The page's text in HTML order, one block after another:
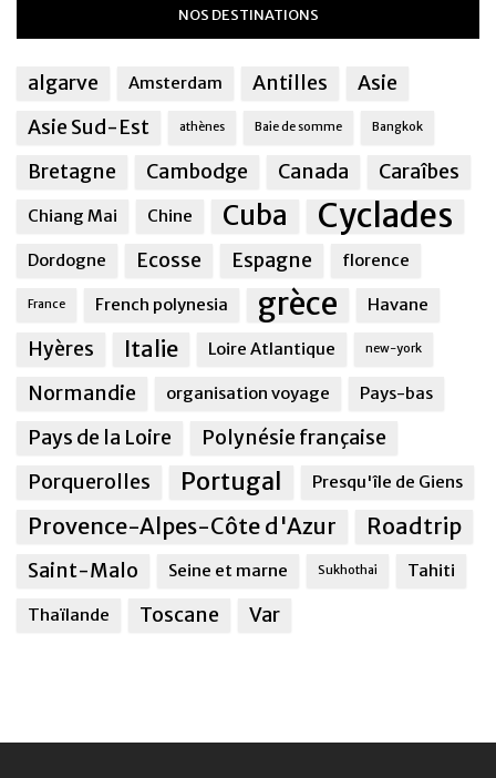
NOS DESTINATIONS
algarve Amsterdam Antilles
Asie
Asie Sud-Est
athènes Baie de somme Bangkok
Bretagne Cambodge Canada Caraîbes
Chiang Mai Chine Cuba Cyclades
Dordogne Ecosse Espagne florence
France French polynesia grèce Havane
Hyères Italie Loire Atlantique new-york
Normandie organisation voyage Pays-bas
Pays de la Loire
Polynésie française
Porquerolles
Portugal Presqu'île de Giens
Provence-Alpes-Côte d'Azur Roadtrip
Saint-Malo Seine et marne Sukhothai Tahiti
Thaïlande Toscane Var